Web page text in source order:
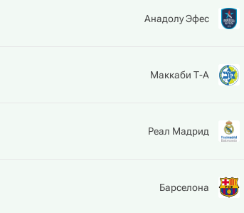
Анадолу Эфес
Маккаби Т-А
Реал Мадрид
Барселона